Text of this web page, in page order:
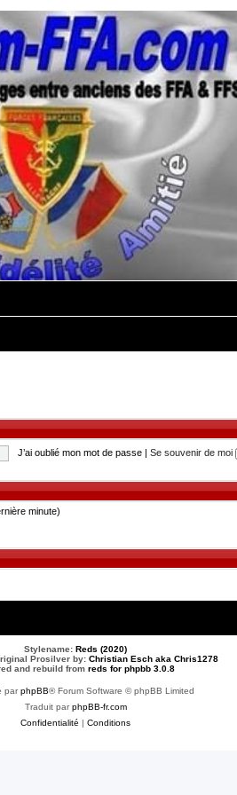
J’ai oublié mon mot de passe Se souvenir de moi
minute)
Stylename: Reds (2020)
Prosilver by: Christian Esch aka Chris1278
and rebuild from reds for phpbb 3.0.8
parphpBB® Forum Software © phpBB Limited
Traduit parphpBB-fr.com
Confidentialité | Conditions